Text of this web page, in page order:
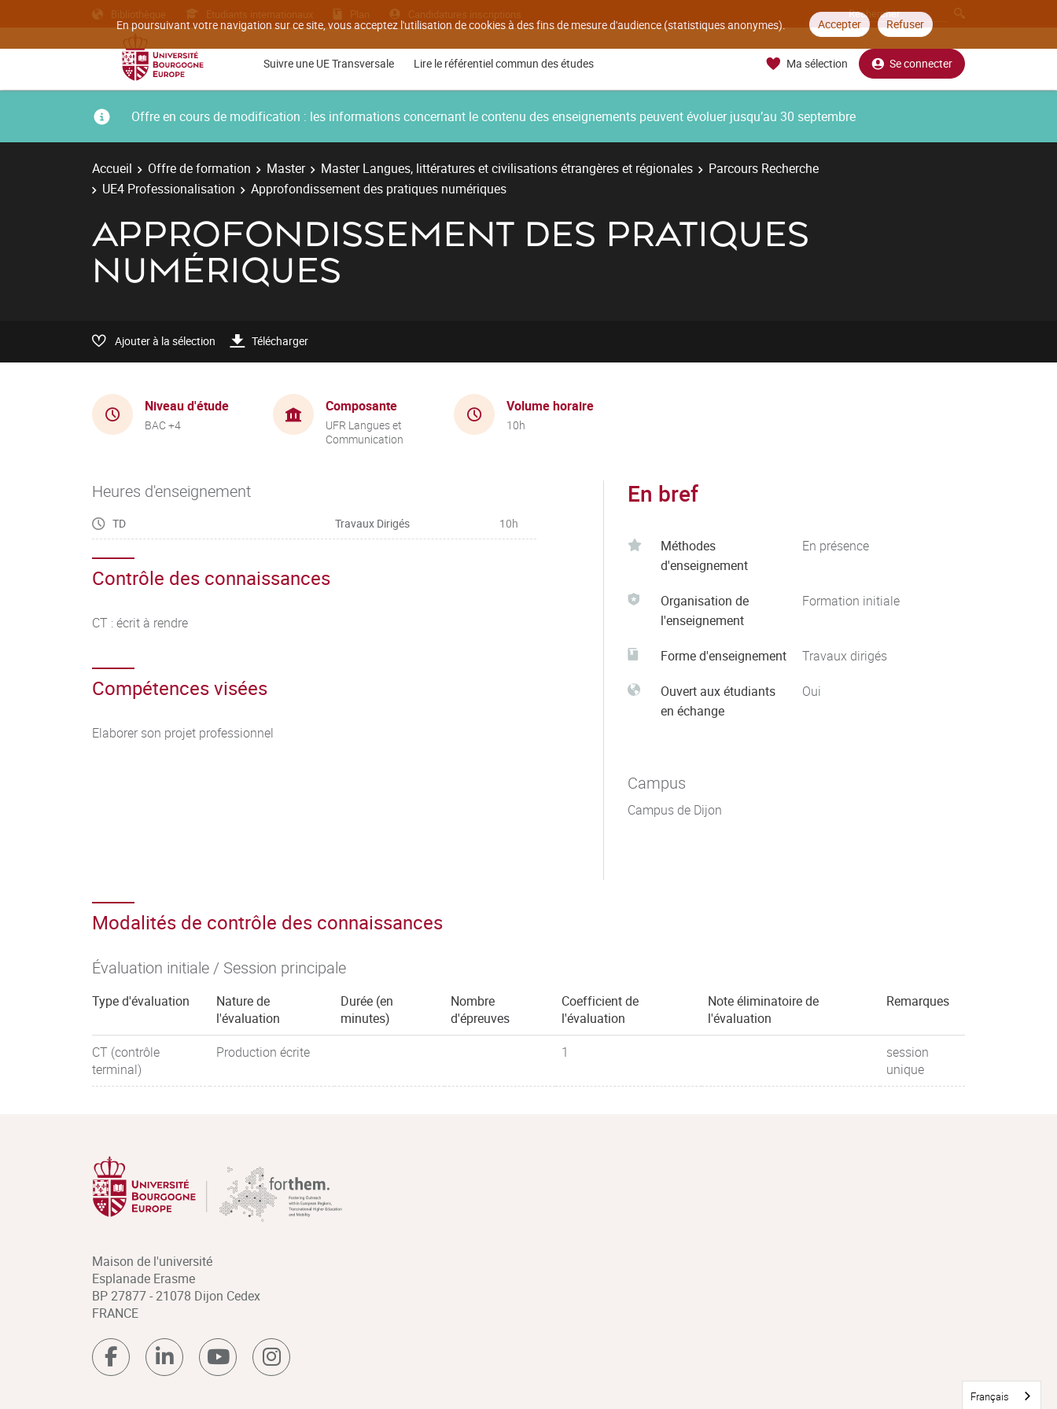
En poursuivant votre navigation sur ce site, vous acceptez l'utilisation de cookies à des fins de mesure d'audience (statistiques anonymes). Accepter Refuser
Bibliothèque Etudiants internationaux Plan Candidatures inscriptions
Suivre une UE Transversale Lire le référentiel commun des études Ma sélection Se connecter
Offre en cours de modification : les informations concernant le contenu des enseignements peuvent évoluer jusqu’au 30 septembre
Accueil Offre de formation Master Master Langues, littératures et civilisations étrangères et régionales
Parcours Recherche
UE4 Professionalisation
Approfondissement des pratiques numériques
APPROFONDISSEMENT DES PRATIQUES
NUMÉRIQUES
Ajouter à la sélection Télécharger
Niveau d'étude
BAC +4
Composante
UFR Langues et
Communication
Volume horaire
10h
Heures d'enseignement
TD Travaux Dirigés 10h
Contrôle des connaissances
CT : écrit à rendre
Compétences visées
Elaborer son projet professionnel
En bref
Méthodes
d'enseignement
En présence
Organisation de
l'enseignement
Formation initiale
Forme d'enseignement Travaux dirigés
Ouvert aux étudiants
en échange
Oui
Campus
Campus de Dijon
Modalités de contrôle des connaissances
Évaluation initiale / Session principale
Type d'évaluation
Nature de
l'évaluation
Durée (en
minutes)
Nombre
d'épreuves
Coefficient de
l'évaluation
Note éliminatoire de
l'évaluation
Remarques
CT (contrôle
terminal)
Production écrite 1
session
unique
Maison de l'université
Esplanade Erasme
BP 27877 - 21078 Dijon Cedex
FRANCE
Français